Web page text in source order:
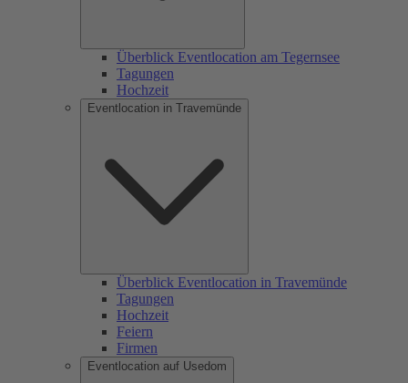
Überblick Eventlocation am Tegernsee
Tagungen
Hochzeit
Eventlocation in Travemünde
Überblick Eventlocation in Travemünde
Tagungen
Hochzeit
Feiern
Firmen
Eventlocation auf Usedom